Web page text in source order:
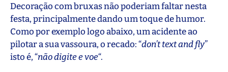
Decoração com bruxas não poderiam faltar nesta
festa, principalmente dando um toque de humor.
Como por exemplo logo abaixo, um acidente ao
pilotar a sua vassoura, o recado: “don’t text and fly”
isto é, “não digite e voe“.